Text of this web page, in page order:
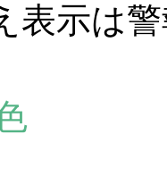
表示は